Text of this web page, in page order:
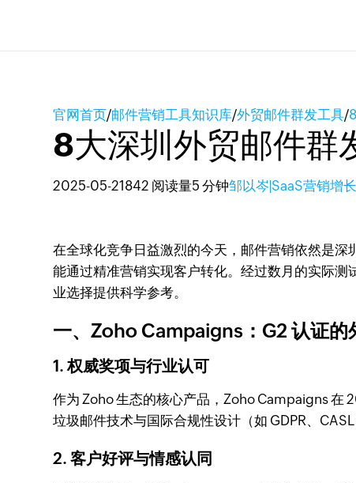
官网首页/邮件营销工具知识库/外贸邮件群发工具/
8大深圳外贸邮件群
2025-05-21 842 阅读量5 分钟邹以岑|SaaS营销增
在全球化竞争日益激烈的今天，邮件营销依然是
能通过精准营销实现客户转化。经过数月的实际
业选择提供科学参考。
一、Zoho Campaigns：G2 认证的
1. 权威奖项与行业认可
作为 Zoho 生态的核心产品，Zoho Campaigns 在
垃圾邮件技术与国际合规性设计（如 GDPR、
2. 客户好评与情感认同